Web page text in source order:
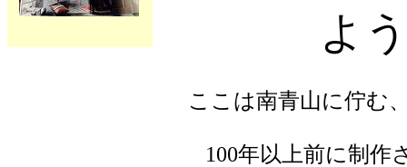
よ
ここは南青山に佇む
100年以上前に制作